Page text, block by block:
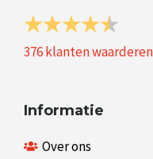
376klanten
Informatie
Over ons